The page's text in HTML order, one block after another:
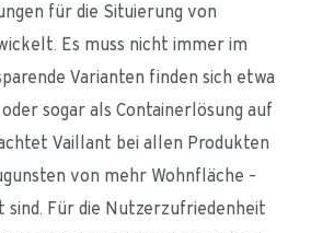
für die Situierung von
Es muss nicht immer im
Varianten finden sich etwa
sogar als Containerlösung auf
Vaillant bei allen Produkten
von mehr Wohnfläche –
sind. Für die Nutzerzufriedenheit